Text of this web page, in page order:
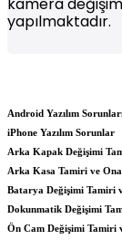
yapılmaktadır.
Android Yazılım
iPhone Yazılım Sorunlar
Arka Kapak Değişimi
Arka Kasa Tamiri ve
Batarya Değişimi Tamiri
Dokunmatik Değişimi
Ön Cam Değişimi Tamiri